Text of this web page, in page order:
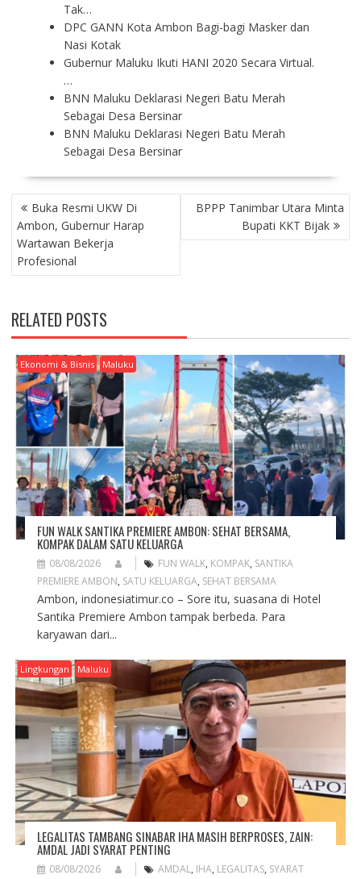
Tak…
DPC GANN Kota Ambon Bagi-bagi Masker dan
Nasi Kotak
Gubernur Maluku Ikuti HANI 2020 Secara Virtual.
…
BNN Maluku Deklarasi Negeri Batu Merah
Sebagai Desa Bersinar
BNN Maluku Deklarasi Negeri Batu Merah
Sebagai Desa Bersinar
P
O
S
T
N
V
I
G
A
T
O
Buka Resmi UKW Di
Ambon, Gubernur Harap
Wartawan Bekerja
Profesional
BPPP Tanimbar Utara Minta
Bupati KKT Bijak
RELATED POSTS
Ekonomi & Bisnis Maluku
FUN WALK SANTIKA PREMIERE AMBON: SEHAT BERSAMA,
KOMPAK DALAM SATU KELUARGA
08/08/2026 FUN WALK, KOMPAK, SANTIKA
PREMIERE AMBON, SATU KELUARGA, SEHAT BERSAMA
Ambon, indonesiatimur.co – Sore itu, suasana di Hotel
Santika Premiere Ambon tampak berbeda. Para
karyawan dari...
Lingkungan Maluku
LEGALITAS TAMBANG SINABAR IHA MASIH BERPROSES, ZAIN:
AMDAL JADI SYARAT PENTING
08/08/2026 AMDAL, IHA, LEGALITAS, SYARAT